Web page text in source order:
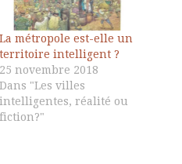
La métropole est-elle un
territoire intelligent ?
25 novembre 2018
Dans "Les villes
intelligentes, réalité ou
fiction?"